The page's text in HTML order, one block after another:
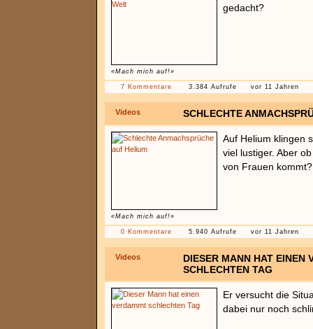
«Mach mich auf!»
gedacht?
7 Kommentare 3.384 Aufrufe vor 11 Jahren
Videos SCHLECHTE
«Mach mich auf!»
Auf Helium klingen
viel lustiger. Aber
von Frauen kommt?
0 Kommentare 5.940 Aufrufe vor 11 Jahren
Videos
DIESER MANN HAT EINEN
SCHLECHTEN TAG
Er versucht die
dabei nur noch